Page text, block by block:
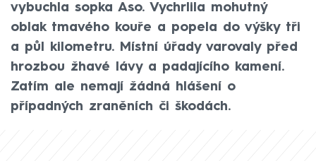
vybuchla sopka Aso. Vychrlila mohutný
oblak tmavého kouře a popela do výšky tři
a půl kilometru. Místní úřady varovaly před
hrozbou žhavé lávy a padajícího kamení.
Zatím ale nemají žádná hlášení o
případných zraněních či škodách.